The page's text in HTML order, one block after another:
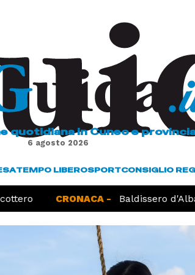
quotidiana in Cuneo e
6 agosto 2026
TEMPO LIBEROSPORTCONSIGLIO
CRONACA - Baldissero